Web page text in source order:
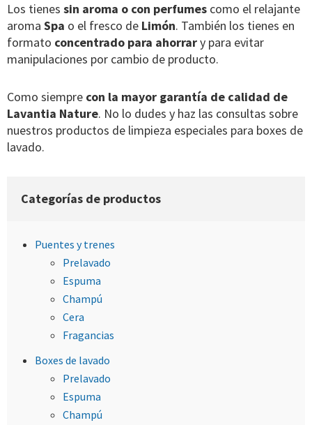
Categorías de productos
Puentes y trenes
Prelavado
Espuma
Champú
Cera
Fragancias
Boxes de lavado
Prelavado
Espuma
Champú
Los tienes sin aroma o con perfumes como el relajante
aroma Spa o el fresco de Limón. También los tienes en
formato concentrado para ahorrary para evitar
manipulaciones por cambio de producto.
Como siempre con la mayor garantía de calidad de
Lavantia Nature. No lo dudes y haz las consultas sobre
nuestros productos de limpieza especiales para boxes de
lavado.